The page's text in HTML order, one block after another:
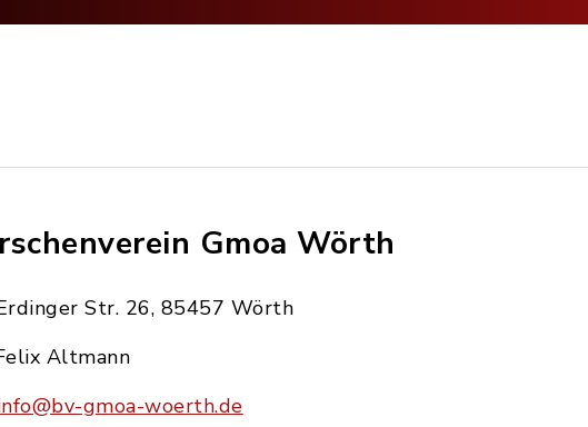
Gmoa Wörth
Str. 26, 85457 Wörth
Altmann
gmoa-woerth.de